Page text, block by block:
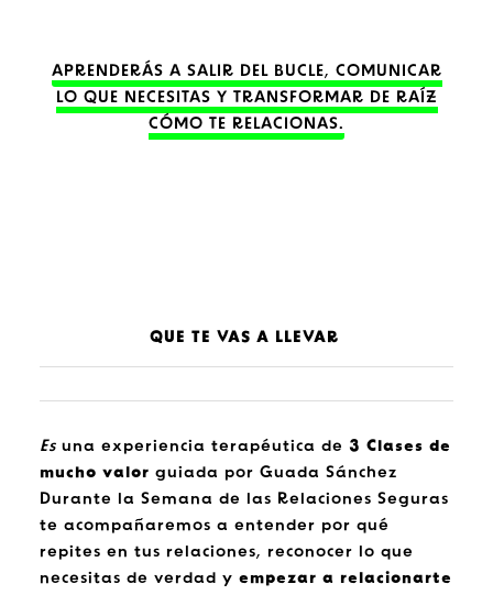
APRENDERÁS A SALIR DEL BUCLE, COMUNICAR
LO QUE NECESITAS Y TRANSFORMAR DE RAÍZ
CÓMO TE RELACIONAS.
QUE TE VAS A LLEVAR
Esuna experiencia terapéutica de 3 Clases de
mucho valor guiada por Guada Sánchez
Durante la Semana de las Relaciones Seguras
te acompañaremos a entender por qué
repites en tus relaciones, reconocer lo que
necesitas de verdad y empezar a relacionarte